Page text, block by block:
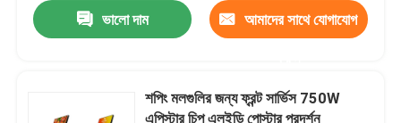
ভালো দাম আমাদের সাথে যোগাযোগ
শপিং মলগুলির জন্য ফ্রন্ট সার্ভিস 750W
এপিস্টার চিপ এলইডি পোস্টার প্রদর্শন